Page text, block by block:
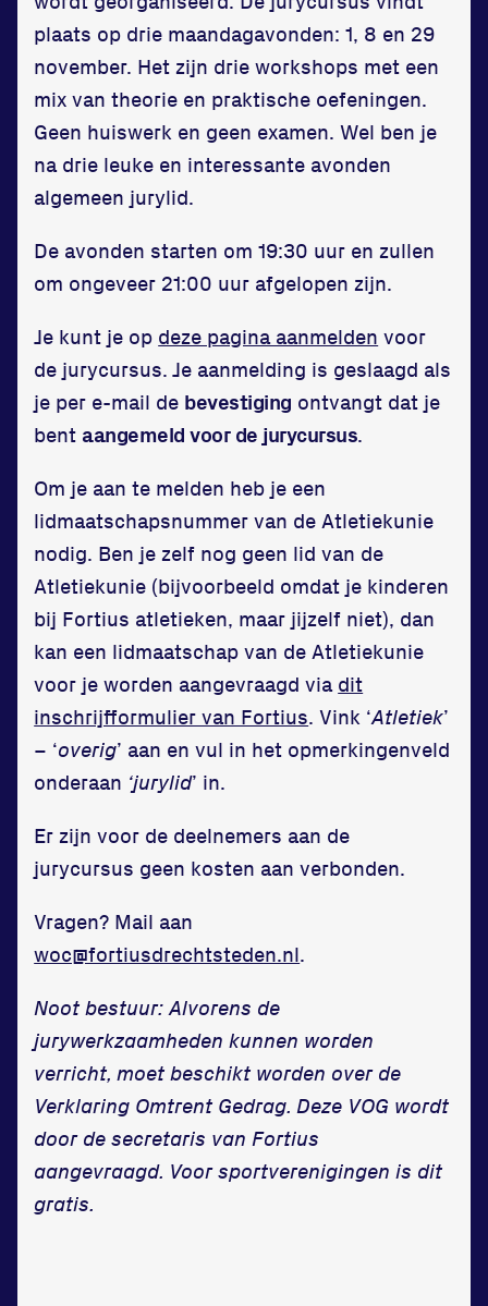
Zet een personal record
in onze gym
Fitness
Updates
Atleten
Vereniging
Contact
Locatie
Sportpark Reeweg
Halmaheiraplein 35
3312 GH Dordrecht
Bekijk locatie
Informatie
Disclaimer
Huisregels
Vraag en contact
plaats op drie maandagavonden: 1, 8 en 29
november. Het zijn drie workshops met een
mix van theorie en praktische oefeningen.
Geen huiswerk en geen examen. Wel ben je
na drie leuke en interessante avonden
algemeen jurylid.
De avonden starten om 19:30 uur en zullen
om ongeveer 21:00 uur afgelopen zijn.
Je kunt je op deze pagina aanmelden voor
de jurycursus. Je aanmelding is geslaagd als
je per e-mail de bevestiging ontvangt dat je
bent aangemeld voor de jurycursus.
Om je aan te melden heb je een
lidmaatschapsnummer van de Atletiekunie
nodig. Ben je zelf nog geen lid van de
Atletiekunie (bijvoorbeeld omdat je kinderen
bij Fortius atletieken, maar jijzelf niet), dan
kan een lidmaatschap van de Atletiekunie
voor je worden aangevraagd via dit
inschrijfformulier van Fortius. Vink ‘Atletiek’
– ‘overig’ aan en vul in het opmerkingenveld
onderaan ‘jurylid’ in.
Er zijn voor de deelnemers aan de
jurycursus geen kosten aan verbonden.
Vragen? Mail aan
woc@fortiusdrechtsteden.nl.
Noot bestuur: Alvorens de
jurywerkzaamheden kunnen worden
verricht, moet beschikt worden over de
Verklaring Omtrent Gedrag. Deze VOG wordt
door de secretaris van Fortius
aangevraagd. Voor sportverenigingen is dit
gratis.